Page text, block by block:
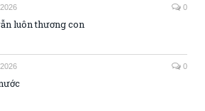
0
luôn thương con
0